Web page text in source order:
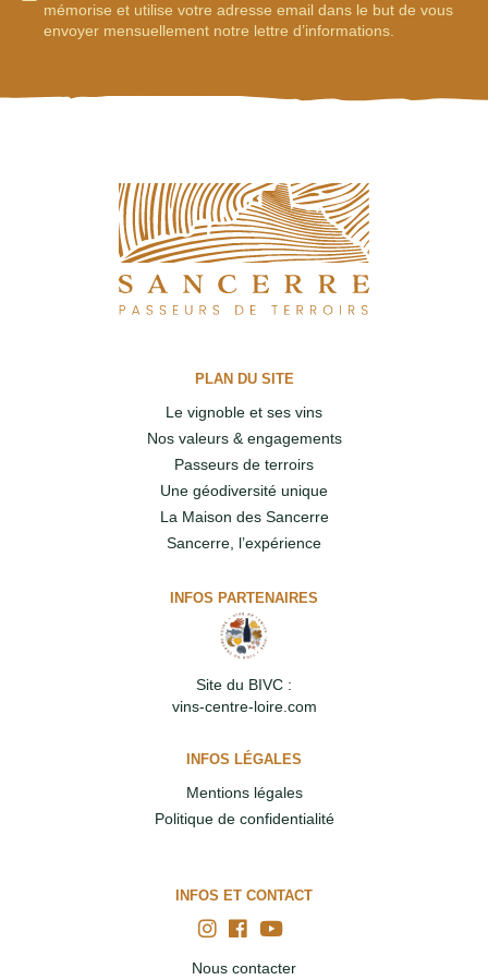
mémorise et utilise votre adresse email dans le but de vous
envoyer mensuellement notre lettre d’informations.
PLAN DU SITE
Le vignoble et ses vins
Nos valeurs & engagements
Passeurs de terroirs
Une géodiversité unique
La Maison des Sancerre
Sancerre, l’expérience
INFOS PARTENAIRES
Site du BIVC :
vins-centre-loire.com
INFOS LÉGALES
Mentions légales
Politique de confidentialité
INFOS ET CONTACT
Nous contacter